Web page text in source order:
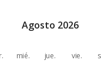
Agosto 2026
mié. jue. vie.